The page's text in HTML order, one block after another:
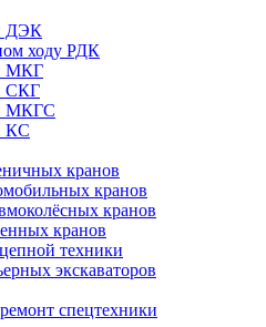
ДЭК
ходу РДК
МКГ
СКГ
МКГС
КС
кранов
кранов
кранов
кранов
техники
экскаваторов
спецтехники